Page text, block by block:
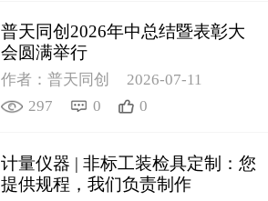
普天同创2026年中总结暨表彰大
会圆满举行
作者：普天同创
2026-07-11
297
0 0
计量仪器 | 非标工装检具定制：您
提供规程，我们负责制作